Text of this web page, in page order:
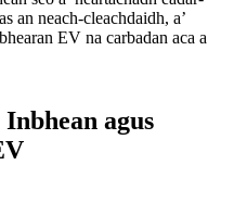
an neach-cleachdaidh, a’
EV na carbadan aca a
agus